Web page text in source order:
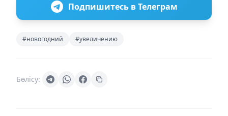
Подпишитесь в Телеграм
#новогодний #увеличению
Бөлісу: